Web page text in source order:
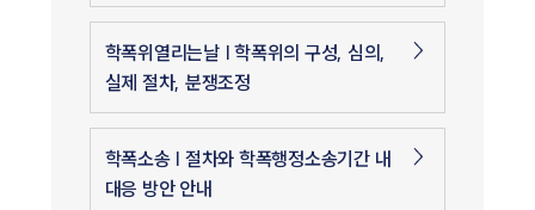
학폭위열리는날 | 학폭위의 구성, 심의,
실제 절차, 분쟁조정
학폭소송 | 절차와 학폭행정소송기간 내
대응 방안 안내